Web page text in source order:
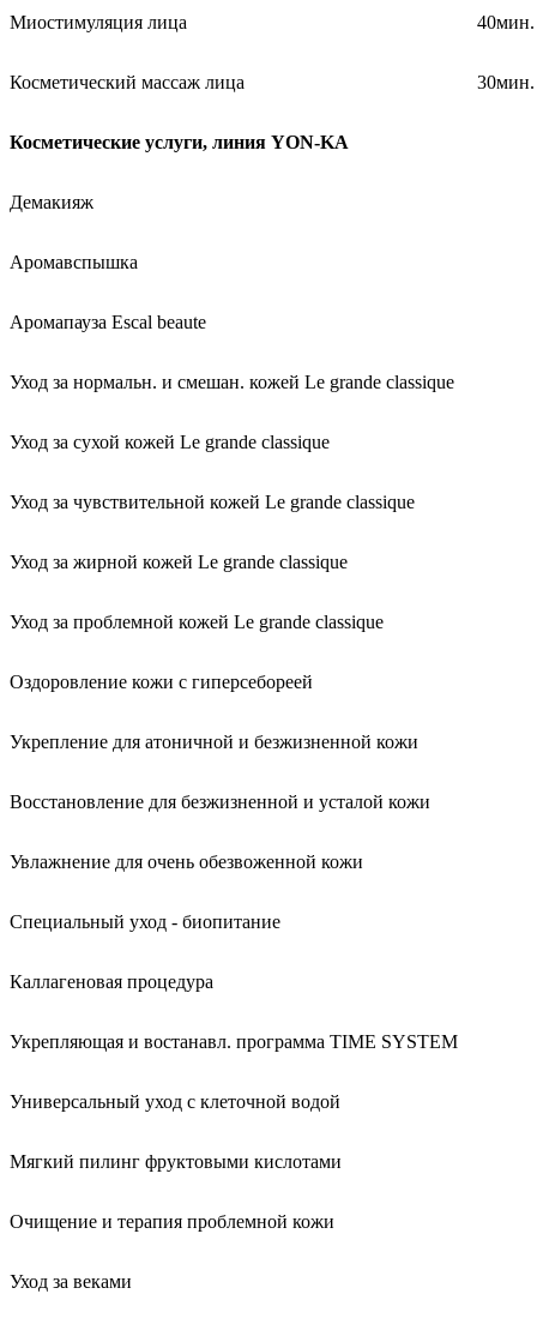
Миостимуляция лица 40мин.
Косметический массаж лица 30мин.
Косметические услуги, линия YON-KA
Демакияж
Аромавспышка
Аромапауза Escal beaute
Уход за нормальн. и смешан. кожей Le grande classique
Уход за сухой кожей Le grande classique
Уход за чувствительной кожей Le grande classique
Уход за жирной кожей Le grande classique
Уход за проблемной кожей Le grande classique
Оздоровление кожи с гиперсебореей
Укрепление для атоничной и безжизненной кожи
Восстановление для безжизненной и усталой кожи
Увлажнение для очень обезвоженной кожи
Специальный уход - биопитание
Каллагеновая процедура
Укрепляющая и востанавл. программа TIME SYSTEM
Универсальный уход с клеточной водой
Мягкий пилинг фруктовыми кислотами
Очищение и терапия проблемной кожи
Уход за веками